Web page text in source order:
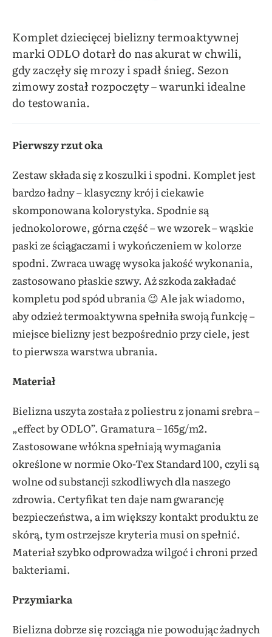
Komplet dziecięcej bielizny termoaktywnej
marki ODLO dotarł do nas akurat w chwili,
gdy zaczęły się mrozy i spadł śnieg. Sezon
zimowy został rozpoczęty – warunki idealne
do testowania.
Pierwszy rzut oka
Zestaw składa się z koszulki i spodni. Komplet jest
bardzo ładny – klasyczny krój i ciekawie
skomponowana kolorystyka. Spodnie są
jednokolorowe, górna część – we wzorek – wąskie
paski ze ściągaczami i wykończeniem w kolorze
spodni. Zwraca uwagę wysoka jakość wykonania,
zastosowano płaskie szwy. Aż szkoda zakładać
kompletu pod spód ubrania 😉 Ale jak wiadomo,
aby odzież termoaktywna spełniła swoją funkcję –
miejsce bielizny jest bezpośrednio przy ciele, jest
to pierwsza warstwa ubrania.
Materiał
Bielizna uszyta została z poliestru z jonami srebra –
„effect by ODLO”. Gramatura – 165g/m2.
Zastosowane włókna spełniają wymagania
określone w normie Oko-Tex Standard 100, czyli są
wolne od substancji szkodliwych dla naszego
zdrowia. Certyfikat ten daje nam gwarancję
bezpieczeństwa, a im większy kontakt produktu ze
skórą, tym ostrzejsze kryteria musi on spełnić.
Materiał szybko odprowadza wilgoć i chroni przed
bakteriami.
Przymiarka
Bielizna dobrze się rozciąga nie powodując żadnych